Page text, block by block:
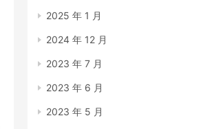
2025 年 1 月
2024 年 12 月
2023 年 7 月
2023 年 6 月
2023 年 5 月